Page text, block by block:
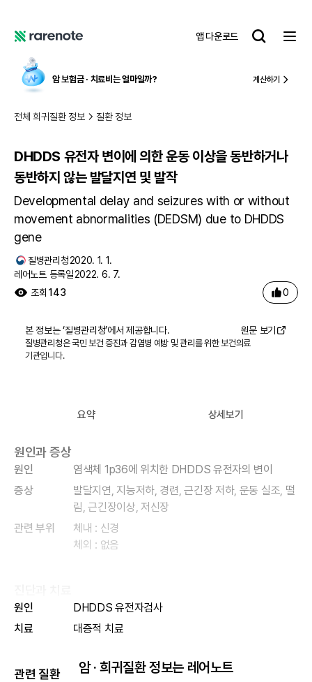
노
앱 다운로드
레
트
암 보험금 ∙ 치료비 는 얼마일까? 계산하기
전체 희귀질환 정보 질환 정보
DHDDS 유전자 변이에 의한 운동 이상을 동반하거나
동반하지 않는 발달지연 및 발작
Developmental delay and seizures with or without
movement abnormalities (DEDSM) due to DHDDS
gene
질병관리청2020. 1. 1.
레어노트 등록일2022. 6. 7.
조회 143 0
본 정보는 ‘질병관리청’에서 제공합니다. 원문 보기
질병관리청은 국민 보건 증진과 감염병 예방 및 관리를 위한 보건의료
기관입니다.
요약 상세보기
원인과 증상
원인
염색체 1p36에 위치한 DHDDS 유전자의 변이
증상
발달지연, 지능저하, 경련, 근긴장 저하, 운동 실조, 떨
림, 근긴장이상, 저신장
관련 부위
체내 : 신경
체외 : 없음
원인
DHDDS 유전자검사
치료
대증적 치료
관련 질환 암 · 희귀질환 정보는 레어노트